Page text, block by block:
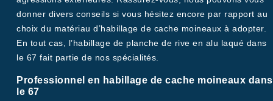
donner divers conseils si vous hésitez encore par rapport au
choix du matériau d’habillage de cache moineaux à adopter.
En tout cas, l’habillage de planche de rive en alu laqué dans
le 67 fait partie de nos spécialités.
Professionnel en habillage de cache moineaux dans
le 67